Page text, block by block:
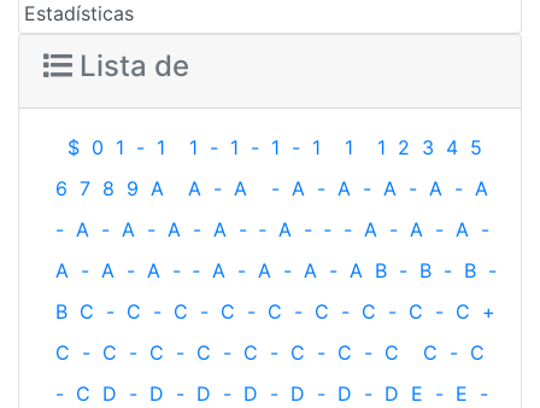
Estadísticas
Lista de
$ 0 1 - 1 1 - 1 - 1 - 1 1 1 2 3 4 5
6 7 8 9 A A - A - A - A - A - A - A
- A - A - A - A - ‐ A - ‐ - A - A - A -
A - A - A - ‐ A - A - A - A B - B - B -
B C - C - C - C - C - C - C - C - C +
C - C - C - C - C - C - C - C C - C
- C D - D - D - D - D - D - D E - E -